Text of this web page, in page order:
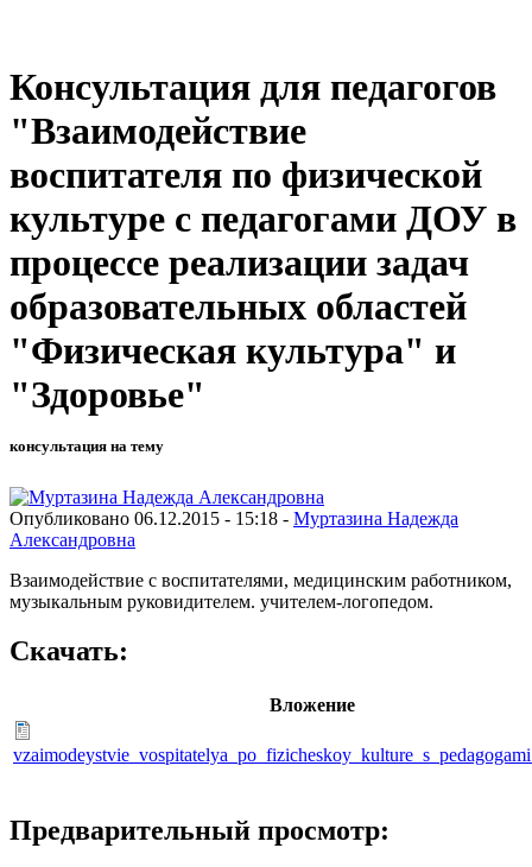
Консультация для педагогов
"Взаимодействие
воспитателя по физической
культуре с педагогами ДОУ в
процессе реализации задач
образовательных областей
"Физическая культура" и
"Здоровье"
консультация на тему
Опубликовано 06.12.2015 - 15:18 - Муртазина Надежда
Александровна
Взаимодействие с воспитателями, медицинским работником,
музыкальным руковидителем. учителем-логопедом.
Скачать:
Вложение
Предварительный просмотр: